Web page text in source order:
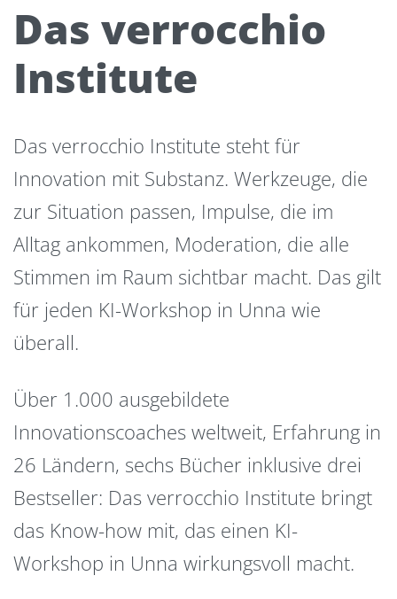
Das verrocchio
Institute
Das verrocchio Institute steht für
Innovation mit Substanz. Werkzeuge, die
zur Situation passen, Impulse, die im
Alltag ankommen, Moderation, die alle
Stimmen im Raum sichtbar macht. Das gilt
für jeden KI-Workshop in Unna wie
überall.
Über 1.000 ausgebildete
Innovationscoaches weltweit, Erfahrung in
26 Ländern, sechs Bücher inklusive drei
Bestseller: Das verrocchio Institute bringt
das Know-how mit, das einen KI-
Workshop in Unna wirkungsvoll macht.